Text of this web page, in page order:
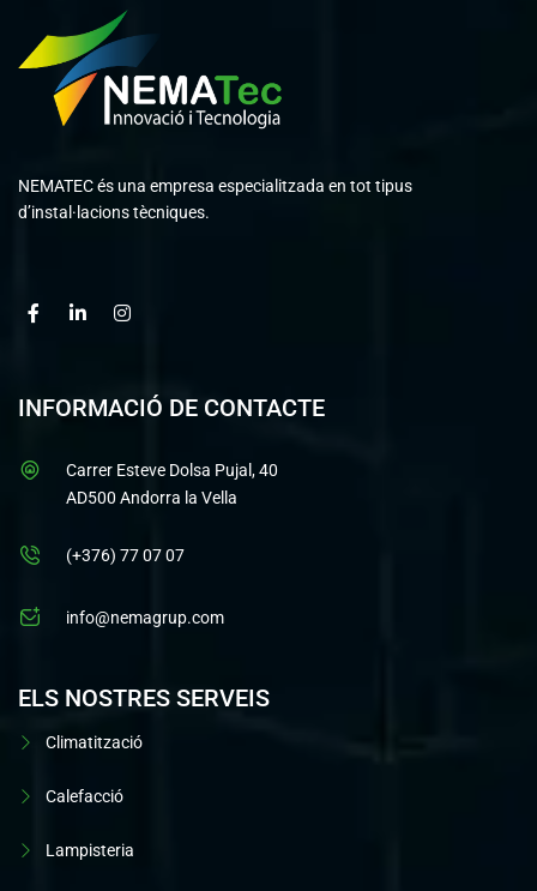
NEMATEC és una empresa especialitzada en tot tipus
d’instal·lacions tècniques.
INFORMACIÓ DE CONTACTE
Carrer Esteve Dolsa Pujal, 40
AD500 Andorra la Vella
(+376) 77 07 07
info@nemagrup.com
ELS NOSTRES SERVEIS
Climatització
Calefacció
Lampisteria